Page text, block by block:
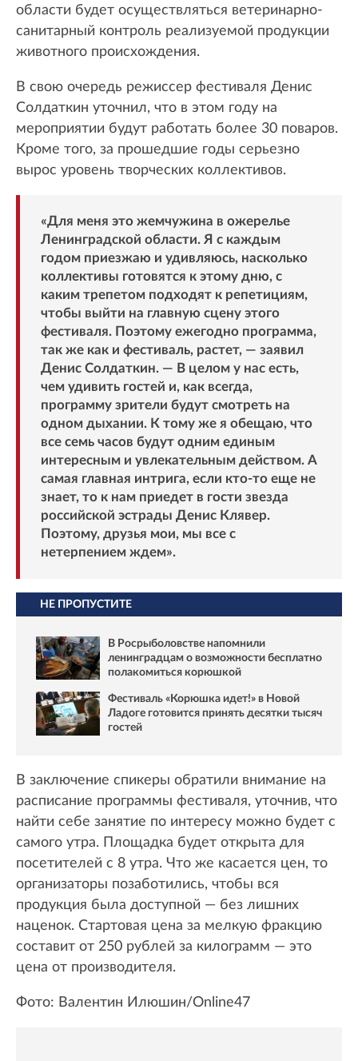
области будет осуществляться ветеринарно-
санитарный контроль реализуемой продукции
животного происхождения.
В свою очередь режиссер фестиваля Денис
Солдаткин уточнил, что в этом году на
мероприятии будут работать более 30 поваров.
Кроме того, за прошедшие годы серьезно
вырос уровень творческих коллективов.
«Для меня это жемчужина в ожерелье
Ленинградской области. Я с каждым
годом приезжаю и удивляюсь, насколько
коллективы готовятся к этому дню, с
каким трепетом подходят к репетициям,
чтобы выйти на главную сцену этого
фестиваля. Поэтому ежегодно программа,
так же как и фестиваль, растет, — заявил
Денис Солдаткин. — В целом у нас есть,
чем удивить гостей и, как всегда,
программу зрители будут смотреть на
одном дыхании. К тому же я обещаю, что
все семь часов будут одним единым
интересным и увлекательным действом. А
самая главная интрига, если кто-то еще не
знает, то к нам приедет в гости звезда
российской эстрады Денис Клявер.
Поэтому, друзья мои, мы все с
нетерпением ждем».
НЕ ПРОПУСТИТЕ
В Росрыболовстве напомнили
ленинградцам о возможности бесплатно
полакомиться корюшкой
Фестиваль «Корюшка идет!» в Новой
Ладоге готовится принять десятки тысяч
гостей
В заключение спикеры обратили внимание на
расписание программы фестиваля, уточнив, что
найти себе занятие по интересу можно будет с
самого утра. Площадка будет открыта для
посетителей с 8 утра. Что же касается цен, то
организаторы позаботились, чтобы вся
продукция была доступной — без лишних
наценок. Стартовая цена за мелкую фракцию
составит от 250 рублей за килограмм — это
цена от производителя.
Фото: Валентин Илюшин/Online47